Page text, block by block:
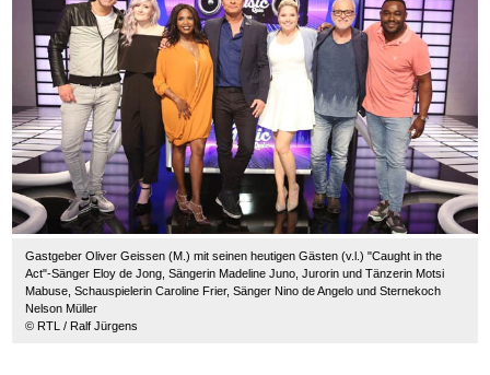
Gastgeber Oliver Geissen (M.) mit seinen heutigen Gästen (v.l.) "Caught in the
Act"-Sänger Eloy de Jong, Sängerin Madeline Juno, Jurorin und Tänzerin Motsi
Mabuse, Schauspielerin Caroline Frier, Sänger Nino de Angelo und Sternekoch
Nelson Müller
© RTL / Ralf Jürgens